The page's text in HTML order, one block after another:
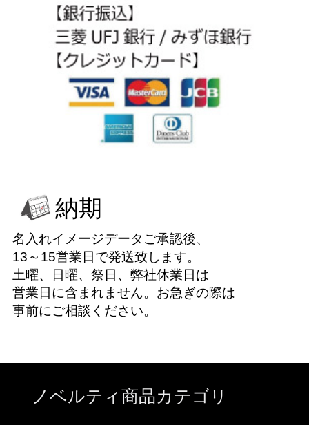
納期
名入れイメージデータご承認後、
13～15営業日で発送致します。
土曜、日曜、祭日、弊社休業日は
営業日に含まれません。お急ぎの際は
事前にご相談ください。
ノベルティ商品カテゴリ